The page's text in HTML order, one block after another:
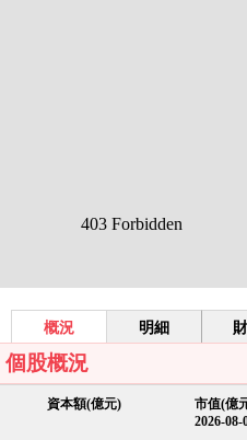
概況 明細
個股概況
資本額(億元)
市值(億
2026-08-